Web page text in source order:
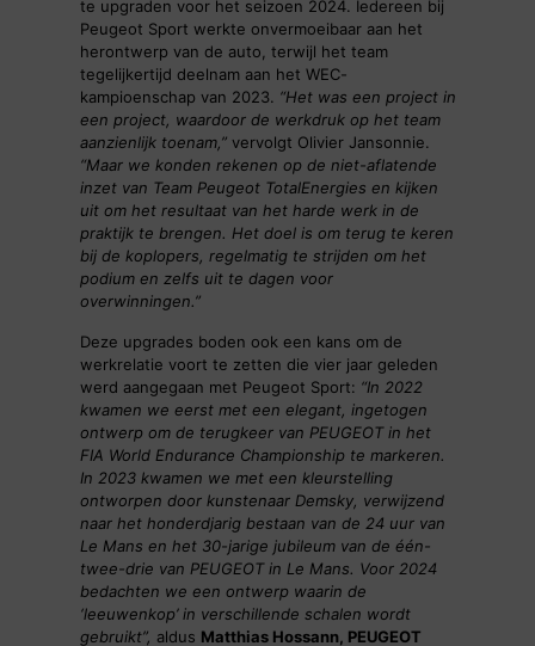
te upgraden voor het seizoen 2024. Iedereen bij
Peugeot Sport werkte onvermoeibaar aan het
herontwerp van de auto, terwijl het team
tegelijkertijd deelnam aan het WEC-
kampioenschap van 2023. “Het was een project in
een project, waardoor de werkdruk op het team
aanzienlijk toenam,” vervolgt Olivier Jansonnie.
“Maar we konden rekenen op de niet-aflatende
inzet van Team Peugeot TotalEnergies en kijken
uit om het resultaat van het harde werk in de
praktijk te brengen. Het doel is om terug te keren
bij de koplopers, regelmatig te strijden om het
podium en zelfs uit te dagen voor
overwinningen.”
Deze upgrades boden ook een kans om de
werkrelatie voort te zetten die vier jaar geleden
werd aangegaan met Peugeot Sport: “In 2022
kwamen we eerst met een elegant, ingetogen
ontwerp om de terugkeer van PEUGEOT in het
FIA World Endurance Championship te markeren.
In 2023 kwamen we met een kleurstelling
ontworpen door kunstenaar Demsky, verwijzend
naar het honderdjarig bestaan van de 24 uur van
Le Mans en het 30-jarige jubileum van de één-
twee-drie van PEUGEOT in Le Mans. Voor 2024
bedachten we een ontwerp waarin de
‘leeuwenkop’ in verschillende schalen wordt
gebruikt”, aldus Matthias Hossann, PEUGEOT